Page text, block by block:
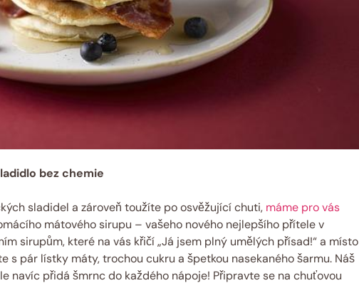
bez chemie
sladidel a zároveň toužíte po osvěžující chuti, máme pro vás
mátového sirupu – vašeho nového nejlepšího přítele v
sirupům, které na vás křičí „Já jsem plný umělých přísad!“ a místo
s pár lístky máty, trochou cukru a špetkou nasekaného šarmu. Náš
navíc přidá šmrnc do každého nápoje! Připravte se na chuťovou